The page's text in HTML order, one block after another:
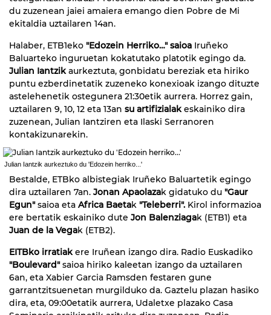
du zuzenean jaiei amaiera emango dien Pobre de Mi
ekitaldia uztailaren 14an.
Halaber, ETB1eko "Edozein Herriko…" saioa Iruñeko
Baluarteko inguruetan kokatutako platotik egingo da.
Julian Iantzik aurkeztuta, gonbidatu bereziak eta hiriko
puntu ezberdinetatik zuzeneko konexioak izango dituzte
astelehenetik ostegunera 21:30etik aurrera. Horrez gain,
uztailaren 9, 10, 12 eta 13an su artifizialak eskainiko dira
zuzenean, Julian Iantziren eta Ilaski Serranoren
kontakizunarekin.
Julian Iantzik aurkeztuko du 'Edozein herriko...'
Bestalde, ETBko albistegiak Iruñeko Baluartetik egingo
dira uztailaren 7an. Jonan Apaolazak gidatuko du "Gaur
Egun"saioa eta Africa Baetak "Teleberri". Kirol informazioa
ere bertatik eskainiko dute Jon Balenziagak (ETB1) eta
Juan de la Vegak (ETB2).
EITBko irratiak ere Iruñean izango dira. Radio Euskadiko
"Boulevard"saioa hiriko kaleetan izango da uztailaren
6an, eta Xabier Garcia Ramsden festaren gune
garrantzitsuenetan murgilduko da. Gaztelu plazan hasiko
dira, eta, 09:00etatik aurrera, Udaletxe plazako Casa